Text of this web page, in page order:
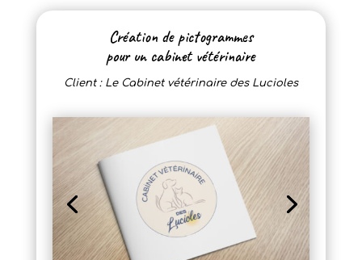
Création de pictogrammes
pour un cabinet vétérinaire
Client : Le Cabinet vétérinaire des Lucioles